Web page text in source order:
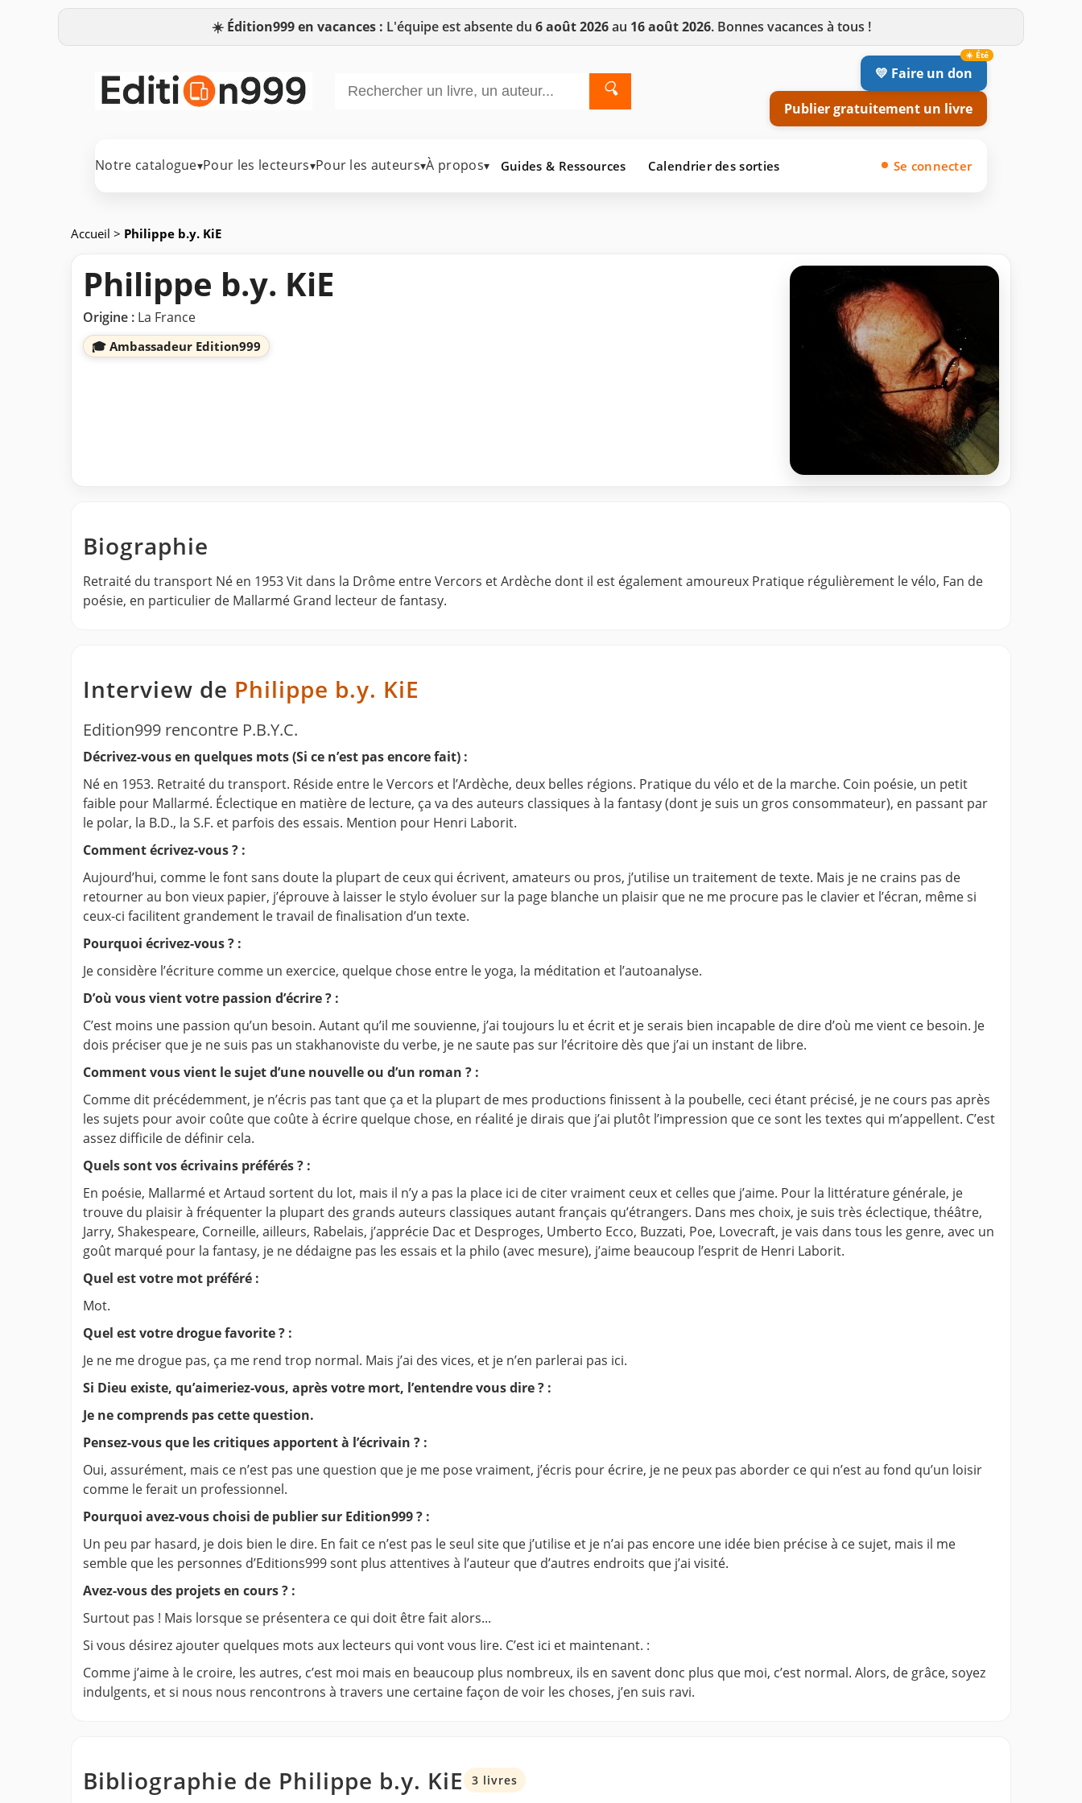
☀️ Édition999 en vacances : L'équipe est absente du 6 août 2026au 16 août 2026. Bonnes vacances à tous !
🔍
💛 Faire un don
Publier gratuitement un livre
Notre catalogue▾Pour les lecteurs▾Pour les auteurs▾À propos▾ Guides & Ressources Calendrier des sorties Se connecter
Accueil > Philippe b.y. KiE
Philippe b.y. KiE
Origine : La France
🎓 Ambassadeur Edition999
Biographie
Retraité du transport Né en 1953 Vit dans la Drôme entre Vercors et Ardèche dont il est également amoureux Pratique régulièrement le vélo, Fan de
poésie, en particulier de Mallarmé Grand lecteur de fantasy.
Interview de Philippe b.y. KiE
Edition999 rencontre P.B.Y.C.
Décrivez-vous en quelques mots (Si ce n’est pas encore fait) :
Né en 1953. Retraité du transport. Réside entre le Vercors et l’Ardèche, deux belles régions. Pratique du vélo et de la marche. Coin poésie, un petit
faible pour Mallarmé. Éclectique en matière de lecture, ça va des auteurs classiques à la fantasy (dont je suis un gros consommateur), en passant par
le polar, la B.D., la S.F. et parfois des essais. Mention pour Henri Laborit.
Comment écrivez-vous ? :
Aujourd’hui, comme le font sans doute la plupart de ceux qui écrivent, amateurs ou pros, j’utilise un traitement de texte. Mais je ne crains pas de
retourner au bon vieux papier, j’éprouve à laisser le stylo évoluer sur la page blanche un plaisir que ne me procure pas le clavier et l’écran, même si
ceux-ci facilitent grandement le travail de finalisation d’un texte.
Pourquoi écrivez-vous ? :
Je considère l’écriture comme un exercice, quelque chose entre le yoga, la méditation et l’autoanalyse.
D’où vous vient votre passion d’écrire ? :
C’est moins une passion qu’un besoin. Autant qu’il me souvienne, j’ai toujours lu et écrit et je serais bien incapable de dire d’où me vient ce besoin. Je
dois préciser que je ne suis pas un stakhanoviste du verbe, je ne saute pas sur l’écritoire dès que j’ai un instant de libre.
Comment vous vient le sujet d’une nouvelle ou d’un roman ? :
Comme dit précédemment, je n’écris pas tant que ça et la plupart de mes productions finissent à la poubelle, ceci étant précisé, je ne cours pas après
les sujets pour avoir coûte que coûte à écrire quelque chose, en réalité je dirais que j’ai plutôt l’impression que ce sont les textes qui m’appellent. C’est
assez difficile de définir cela.
Quels sont vos écrivains préférés ? :
En poésie, Mallarmé et Artaud sortent du lot, mais il n’y a pas la place ici de citer vraiment ceux et celles que j’aime. Pour la littérature générale, je
trouve du plaisir à fréquenter la plupart des grands auteurs classiques autant français qu’étrangers. Dans mes choix, je suis très éclectique, théâtre,
Jarry, Shakespeare, Corneille, ailleurs, Rabelais, j’apprécie Dac et Desproges, Umberto Ecco, Buzzati, Poe, Lovecraft, je vais dans tous les genre, avec un
goût marqué pour la fantasy, je ne dédaigne pas les essais et la philo (avec mesure), j’aime beaucoup l’esprit de Henri Laborit.
Quel est votre mot préféré :
Mot.
Quel est votre drogue favorite ? :
Je ne me drogue pas, ça me rend trop normal. Mais j’ai des vices, et je n’en parlerai pas ici.
Si Dieu existe, qu’aimeriez-vous, après votre mort, l’entendre vous dire ? :
Je ne comprends pas cette question.
Pensez-vous que les critiques apportent à l’écrivain ? :
Oui, assurément, mais ce n’est pas une question que je me pose vraiment, j’écris pour écrire, je ne peux pas aborder ce qui n’est au fond qu’un loisir
comme le ferait un professionnel.
Pourquoi avez-vous choisi de publier sur Edition999 ? :
Un peu par hasard, je dois bien le dire. En fait ce n’est pas le seul site que j’utilise et je n’ai pas encore une idée bien précise à ce sujet, mais il me
semble que les personnes d’Editions999 sont plus attentives à l’auteur que d’autres endroits que j’ai visité.
Avez-vous des projets en cours ? :
Surtout pas ! Mais lorsque se présentera ce qui doit être fait alors...
Si vous désirez ajouter quelques mots aux lecteurs qui vont vous lire. C’est ici et maintenant. :
Comme j’aime à le croire, les autres, c’est moi mais en beaucoup plus nombreux, ils en savent donc plus que moi, c’est normal. Alors, de grâce, soyez
indulgents, et si nous nous rencontrons à travers une certaine façon de voir les choses, j’en suis ravi.
Bibliographie de Philippe b.y. KiE 3 livres